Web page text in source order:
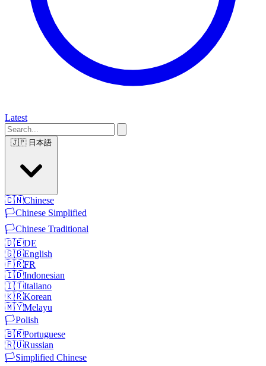
Latest
🇯🇵 日本語
🇨🇳Chinese
🏳️Chinese Simplified
🏳️Chinese Traditional
🇩🇪DE
🇬🇧English
🇫🇷FR
🇮🇩Indonesian
🇮🇹Italiano
🇰🇷Korean
🇲🇾Melayu
🏳️Polish
🇧🇷Portuguese
🇷🇺Russian
🏳️Simplified Chinese